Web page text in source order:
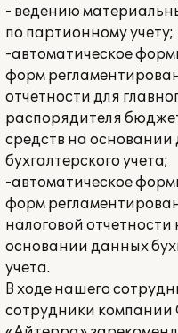
- ведению
по партионному учету;
-автоматическое
форм
отчетности для
распорядителя
средств на
бухгалтерского учета;
-автоматическое
форм
налоговой отчетности
основании данных
учета.
В ходе нашего
сотрудники